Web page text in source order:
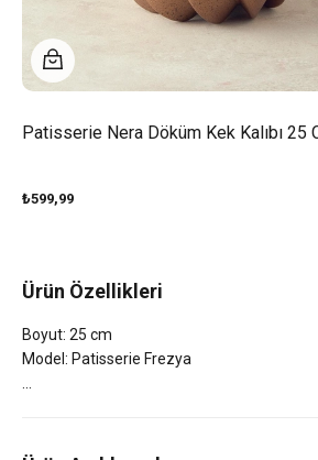
Patisserie Nera Döküm Kek Kalıbı 25
₺599,99
Ürün Özellikleri
Boyut: 25 cm
Model: Patisserie Frezya